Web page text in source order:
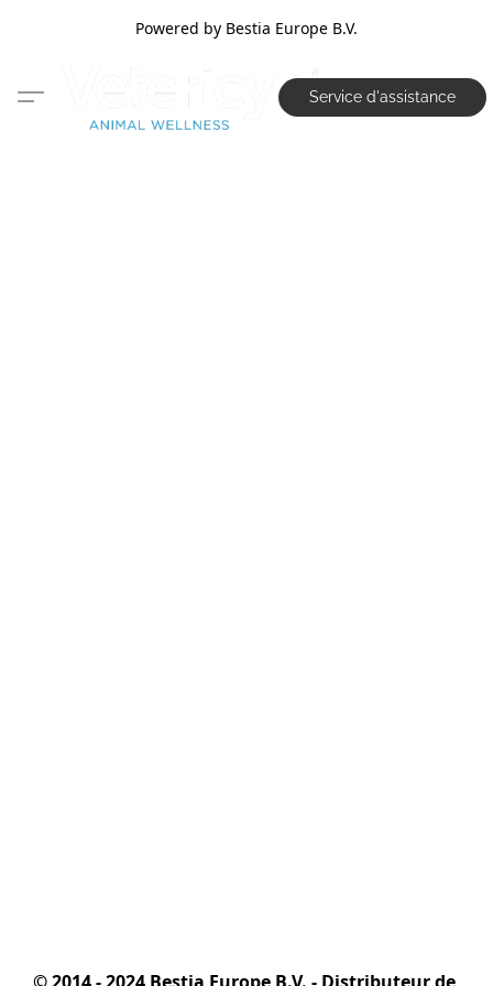
Powered by Bestia Europe B.V.
Service d'assistance